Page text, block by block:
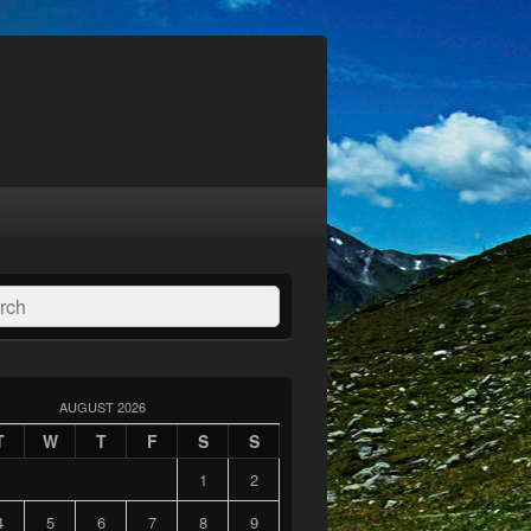
AUGUST 2026
W T F S S
1
2
5 6 7 8
9